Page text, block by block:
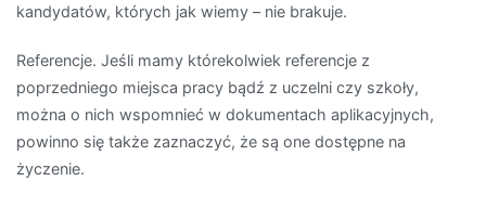
kandydatów, których jak wiemy – nie brakuje.
Referencje. Jeśli mamy którekolwiek referencje z
poprzedniego miejsca pracy bądź z uczelni czy szkoły,
można o nich wspomnieć w dokumentach aplikacyjnych,
powinno się także zaznaczyć, że są one dostępne na
życzenie.